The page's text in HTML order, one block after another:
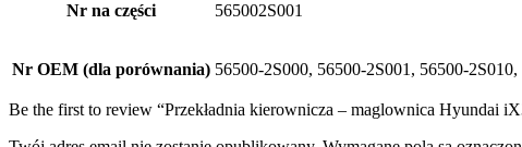
Nr na części 565002S001
Nr OEM (dla porównania) 56500-2S000, 56500-2S001, 56500-
Be the first to review “Przekładnia kierownicza – maglownica Hyundai